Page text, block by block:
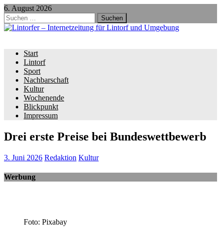
6. August 2026
Suchen
nach:
Start
Lintorf
Sport
Nachbarschaft
Kultur
Wochenende
Blickpunkt
Impressum
Drei erste Preise bei Bundeswettbewerb
3. Juni 2026 Redaktion Kultur
Werbung
Foto: Pixabay